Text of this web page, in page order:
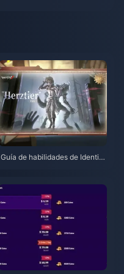
Guía de habilidades de Identity